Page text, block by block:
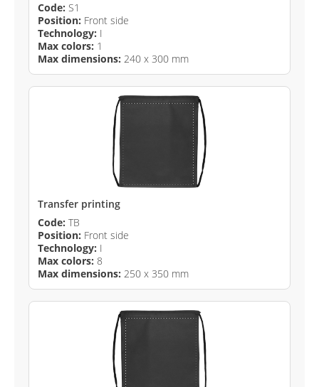
Code: S1
Position: Front side
Technology: I
Max colors: 1
Max dimensions: 240 x 300 mm
Transfer printing
Code: TB
Position: Front side
Technology: I
Max colors: 8
Max dimensions: 250 x 350 mm